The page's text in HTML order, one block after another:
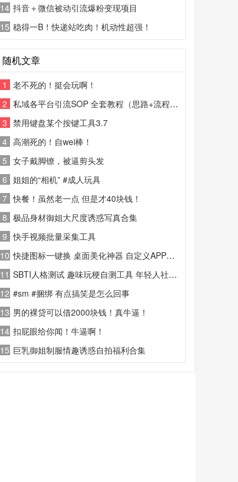
14 抖音＋微信被动引流爆粉变现项目
15 稳得一B！快递站吃肉！机动性超强！
随机文章
1
老不死的！挺会玩啊！
2 私域各平台引流SOP 全套教程（思路+流程+话术+变现）
3 禁用键盘某个按键工具3.7
4 高潮死的！自wei棒！
5 女子戴脚镣，被逼剪头发
6 姐姐的“相机” #成人玩具
7 快餐！虽然老一点 但是才40块钱！
8 极品身材御姐大尺度诱惑写真合集
9 快手视频批量采集工具
10 快捷图标一键换 桌面美化神器 自定义APP图标修改名称软件
11 SBTI人格测试 趣味玩梗自测工具 年轻人社交人格测试软件
12 #sm #捆绑 有点搞笑是怎么回事
13 男的裸贷可以借2000块钱！真牛逼！
14 扣屁眼给你闻！牛逼啊！
15 巨乳御姐制服情趣诱惑自拍福利合集